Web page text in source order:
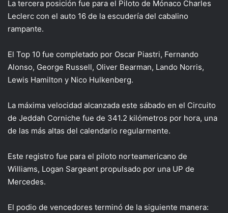
La tercera posición fue para el Piloto de Mónaco Charles
Leclerc con el auto 16 de la escudería del cabalino
rampante.
El Top 10 fue completado por Oscar Piastri, Fernando
Alonso, George Russell, Oliver Bearman, Lando Norris,
Lewis Hamilton y Nico Hulkenberg.
La máxima velocidad alcanzada este sábado en el Circuito
de Jeddah Corniche fue de 341.2 kilómetros por hora, una
de las más altas del calendario regularmente.
Este registro fue para el piloto norteamericano de
Williams, Logan Sargeant propulsado por una UP de
Mercedes.
El podio de vencedores terminó de la siguiente manera: